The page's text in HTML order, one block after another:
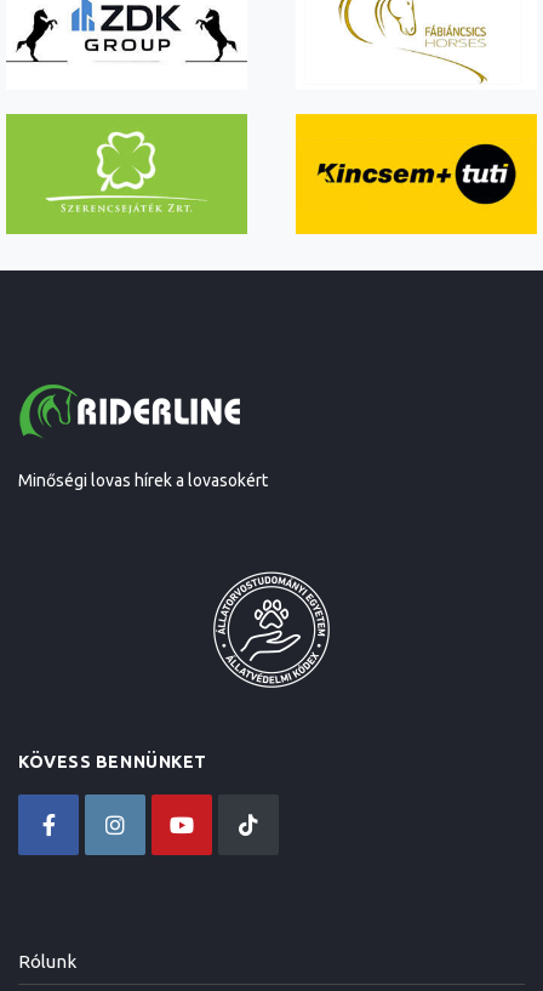
Minőségi lovas hírek a lovasokért
KÖVESS BENNÜNKET
Rólunk